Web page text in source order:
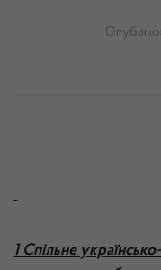
1 Спільне